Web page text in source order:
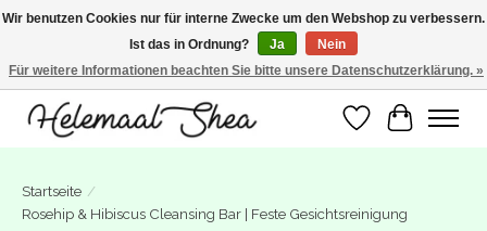
SUMMER BREAK! Wij zijn gesloten van 27 juli t/m 16 augustus. Bestellen is nog
wel mogelijk. Alle bestellingen worden vanaf 17 augustus in behandeling
genomen.
Wunschzettel
Ihr
Startseite /
Rosehip & Hibiscus Cleansing Bar | Feste Gesichtsreinigung
Wir benutzen Cookies nur für interne Zwecke um den Webshop zu verbessern.
Ist das in Ordnung?
Ja
Nein
Für weitere Informationen beachten Sie bitte unsere Datenschutzerklärung. »